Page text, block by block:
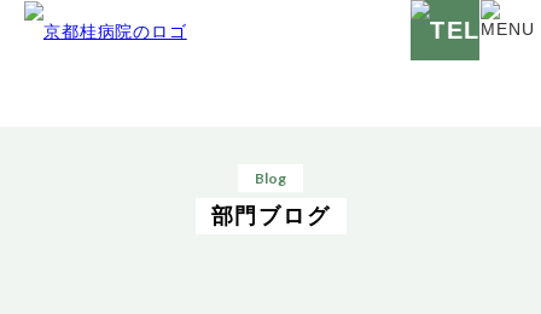
Blog
部門ブログ